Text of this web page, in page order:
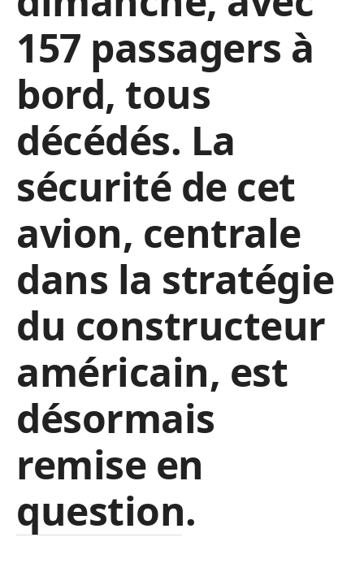
157 passagers à
bord, tous
décédés. La
sécurité de cet
avion, centrale
dans la stratégie
du constructeur
américain, est
désormais
remise en
question.